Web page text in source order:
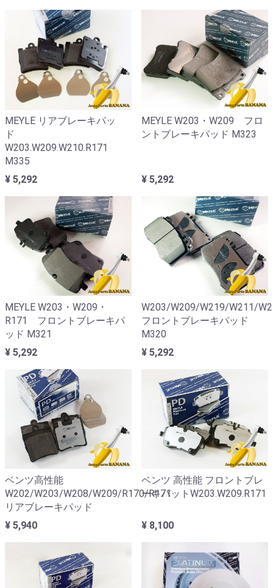
MEYLE リアブレーキパッ
ド
W203.W209.W210.R171
M335
¥ 5,292
MEYLE W203・W209 フロ
ントブレーキパッド M323
¥ 5,292
MEYLE W203・W209・
R171 フロントブレーキパ
ッド M321
¥ 5,292
W203/W209/W219/W211/
フロントブレーキパッド
M320
¥ 5,292
ベンツ高性能
W202/W203/W208/W209/R170/R171
リアブレーキパッド
¥ 5,940
ベンツ 高性能 フロントブレ
ーキパットW203.W209.R171
¥ 8,100